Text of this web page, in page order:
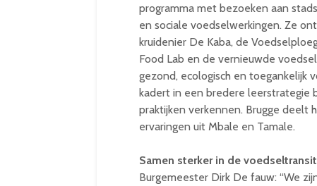
programma met bezoeken aan
en sociale voedselwerkingen. Ze
kruidenier De Kaba, de
Food Lab en de vernieuwde
gezond, ecologisch en toegankelijk
kadert in een bredere leerstrategie
praktijken verkennen. Brugge deelt
ervaringen uit Mbale en Tamale.
Samen sterker in de
Burgemeester Dirk De fauw: “We